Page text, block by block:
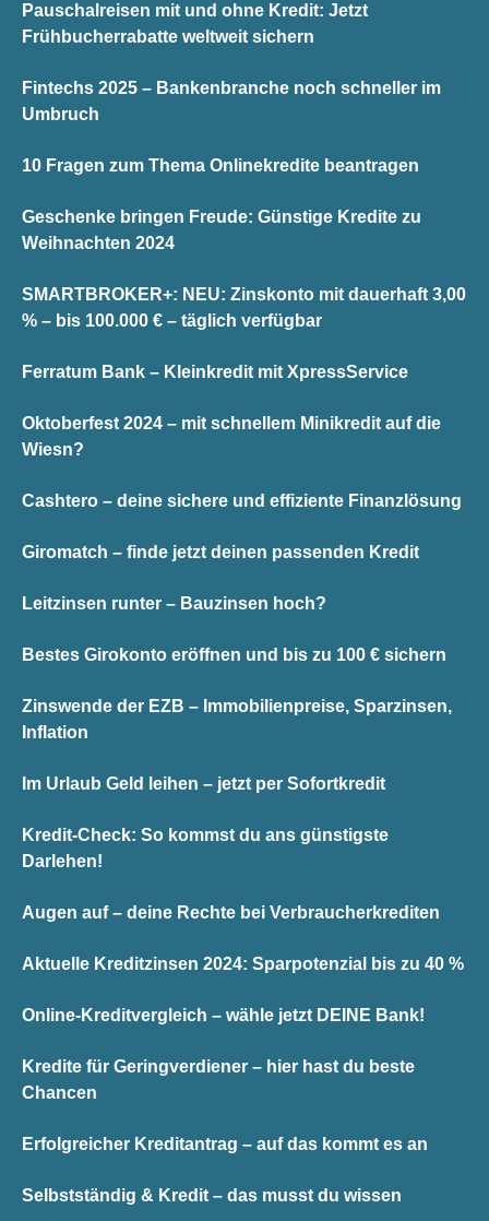
Pauschalreisen mit und ohne Kredit: Jetzt
Frühbucherrabatte weltweit sichern
Fintechs 2025 – Bankenbranche noch schneller im
Umbruch
10 Fragen zum Thema Onlinekredite beantragen
Geschenke bringen Freude: Günstige Kredite zu
Weihnachten 2024
SMARTBROKER+: NEU: Zinskonto mit dauerhaft 3,00
% – bis 100.000 € – täglich verfügbar
Ferratum Bank – Kleinkredit mit XpressService
Oktoberfest 2024 – mit schnellem Minikredit auf die
Wiesn?
Cashtero – deine sichere und effiziente Finanzlösung
Giromatch – finde jetzt deinen passenden Kredit
Leitzinsen runter – Bauzinsen hoch?
Bestes Girokonto eröffnen und bis zu 100 € sichern
Zinswende der EZB – Immobilienpreise, Sparzinsen,
Inflation
Im Urlaub Geld leihen – jetzt per Sofortkredit
Kredit-Check: So kommst du ans günstigste
Darlehen!
Augen auf – deine Rechte bei Verbraucherkrediten
Aktuelle Kreditzinsen 2024: Sparpotenzial bis zu 40 %
Online-Kreditvergleich – wähle jetzt DEINE Bank!
Kredite für Geringverdiener – hier hast du beste
Chancen
Erfolgreicher Kreditantrag – auf das kommt es an
Selbstständig & Kredit – das musst du wissen